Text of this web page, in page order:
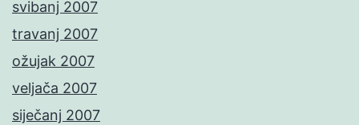
svibanj 2007
travanj 2007
ožujak 2007
veljača 2007
siječanj 2007